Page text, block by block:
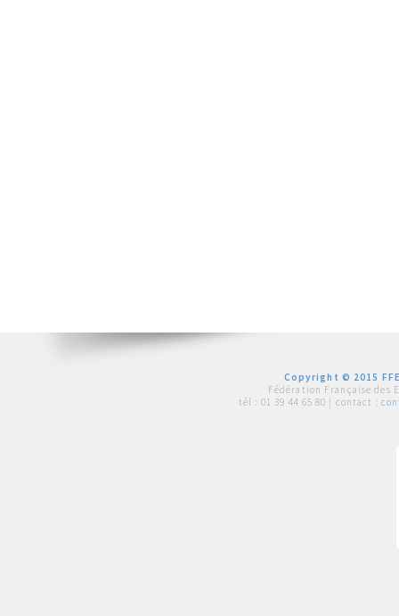
Copyright © 2015
Fédération Française des
tél : 01 39 44 65 80 | contact :